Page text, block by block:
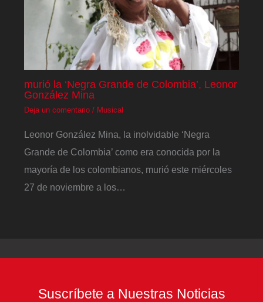
murió la ‘Negra Grande de Colombia’, Leonor
González Mina
Deja un comentario / Musical
Leonor González Mina, la inolvidable ‘Negra
Grande de Colombia’ como era conocida por la
mayoría de los colombianos, murió este miércoles
27 de noviembre a los…
Suscríbete a Nuestras Noticias